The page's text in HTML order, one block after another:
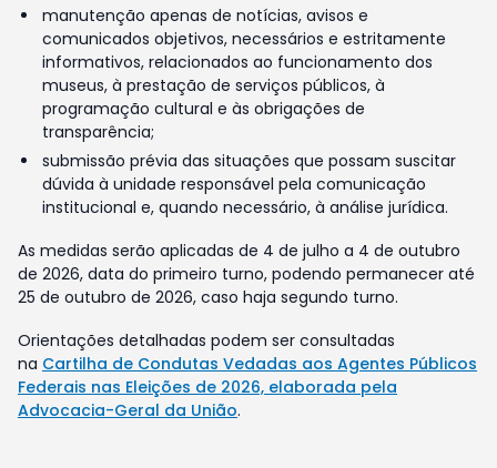
manutenção apenas de notícias, avisos e
comunicados objetivos, necessários e estritamente
informativos, relacionados ao funcionamento dos
museus, à prestação de serviços públicos, à
programação cultural e às obrigações de
transparência;
submissão prévia das situações que possam suscitar
dúvida à unidade responsável pela comunicação
institucional e, quando necessário, à análise jurídica.
As medidas serão aplicadas de 4 de julho a 4 de outubro
de 2026, data do primeiro turno, podendo permanecer até
25 de outubro de 2026, caso haja segundo turno.
Orientações detalhadas podem ser consultadas
na Cartilha de Condutas Vedadas aos Agentes Públicos
Federais nas Eleições de 2026, elaborada pela
Advocacia-Geral da União.